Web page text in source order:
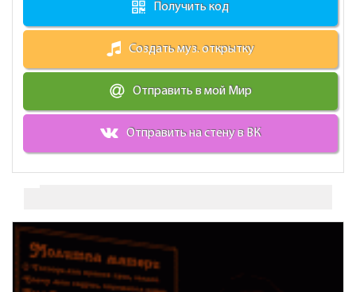
Получить код
Создать муз. открытку
Отправить в мой Мир
Отправить на стену в ВК